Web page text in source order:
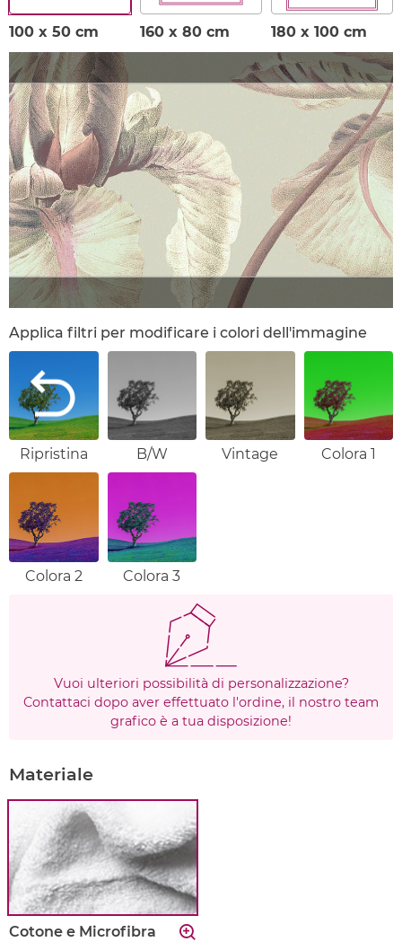
100 x 50 cm 160 x 80 cm 180 x 100 cm
Applica filtri per modificare i colori dell'immagine
Ripristina B/W Vintage Colora 1
Colora 2 Colora 3
Vuoi ulteriori possibilità di personalizzazione?
Contattaci dopo aver effettuato l'ordine, il nostro team
grafico è a tua disposizione!
Materiale
Cotone e Microfibra